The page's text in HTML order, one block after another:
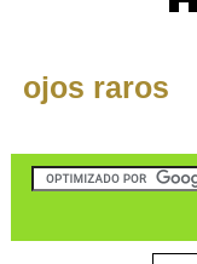
ojos raros